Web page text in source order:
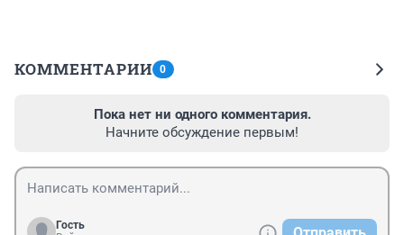
КОММЕНТАРИИ 0
Пока нет ни одного комментария.
Начните обсуждение первым!
Гость